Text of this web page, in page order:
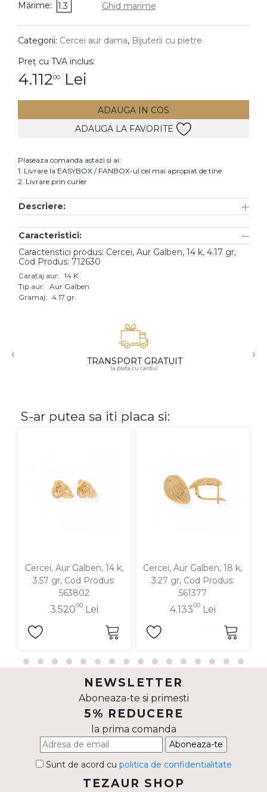
DIAMANTE Vezi toate
Cercei
Accesorii
Aur alb
Aur roz
Aur mixt
18K
Mărime: 1.3 Ghid marime
Categorii: Cercei aur dama, Bijuterii cu pietre
Preț cu TVA inclus:
4.11200 Lei
ADAUGA IN COS
ADAUGA LA FAVORITE
Plaseaza comanda astazi si ai:
1. Livrare la EASYBOX / FANBOX-ul cel mai apropiat de tine
2. Livrare prin curier
Descriere:
Caracteristici:
Caracteristici produs: Cercei, Aur Galben, 14 k, 4.17 gr,
Cod Produs: 712630
Carataj aur: 14 K
Tip aur: Aur Galben
Gramaj: 4.17 gr
‹ TRANSPORT GRATUIT
la plata cu cardul
›
S-ar putea sa iti placa si:
Cercei, Aur Galben, 14 k,
3.57 gr, Cod Produs:
563802
3.52000Lei
Cercei, Aur Galben, 18 k,
3.27 gr, Cod Produs:
561377
4.13300Lei
NEWSLETTER
Aboneaza-te si primesti
5% REDUCERE
la prima comanda
Aboneaza-te
Sunt de acord cu politica de confidentialitate
TEZAUR SHOP